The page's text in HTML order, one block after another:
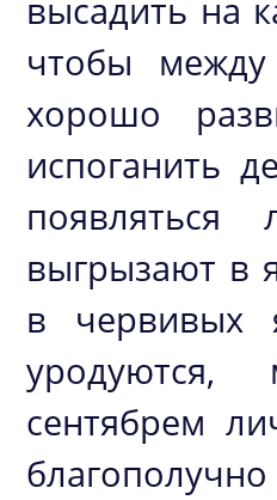
высадить на
чтобы
хорошо
испоганить
выгрызают в
в червивых
сентябрем